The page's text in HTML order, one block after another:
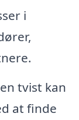
i
tvist kan
at finde